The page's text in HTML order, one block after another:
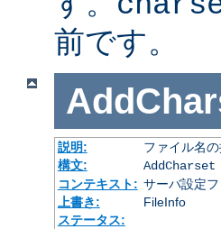
前です。
説明:
ファイル名
構文:
AddCharset
コンテキスト: サーバ設定
上書き:
FileInfo
ステータス: